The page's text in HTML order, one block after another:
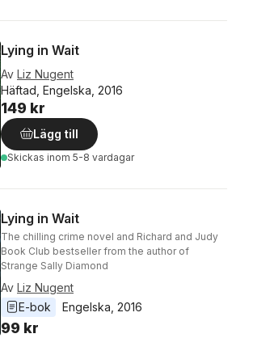
Lying in Wait
Av Liz Nugent
Häftad, Engelska, 2016
149 kr
Lägg till
Skickas inom 5-8 vardagar
Lying in Wait
The chilling crime novel and Richard and Judy
Book Club bestseller from the author of
Strange Sally Diamond
Av Liz Nugent
E-bok
Engelska 2016
99 kr